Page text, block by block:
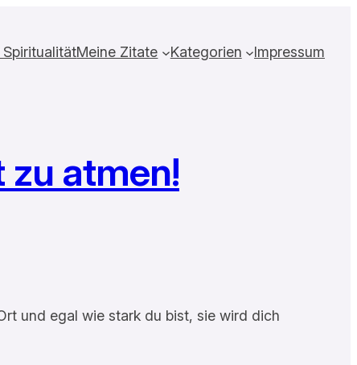
SpiritualitätMeine Zitate Kategorien Impressum
zu atmen!
und egal wie stark du bist, sie wird dich